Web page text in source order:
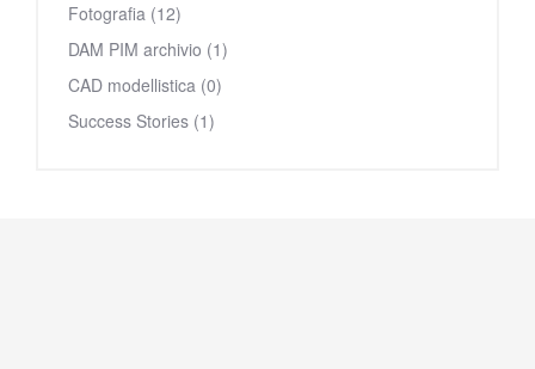
Fotografia (12)
DAM PIM archivio (1)
CAD modellistica (0)
Success Stories (1)